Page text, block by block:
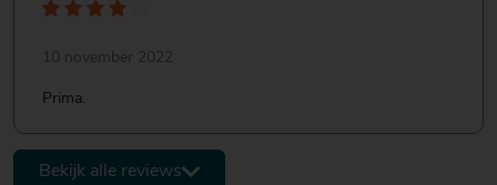
10 november 2022
Prima.
Bekijk alle reviews